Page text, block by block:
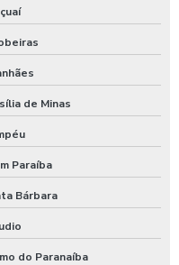
de Minas
Paraíba
Bárbara
do Paranaíba